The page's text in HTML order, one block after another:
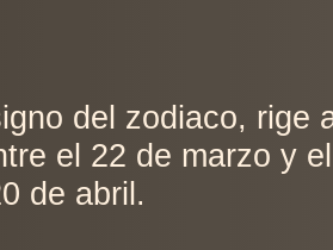
del zodiaco, rige
el 22 de marzo y el
de abril.